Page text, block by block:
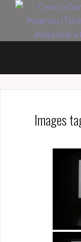
Salta
contenuto
Images